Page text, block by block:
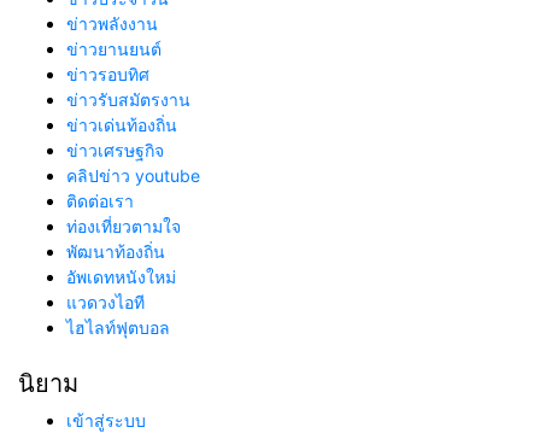
ข่าวพลังงาน
ข่าวยานยนต์
ข่าวรอบทิศ
ข่าวรับสมัตรงาน
ข่าวเด่นท้องถิ่น
ข่าวเศรษฐกิจ
คลิปข่าว youtube
ติดต่อเรา
ท่องเที่ยวตามใจ
พัฒนาท้องถิ่น
อัพเดทหนังใหม่
แวดวงไอที
ไฮไลท์ฟุตบอล
นิยาม
เข้าสู่ระบบ